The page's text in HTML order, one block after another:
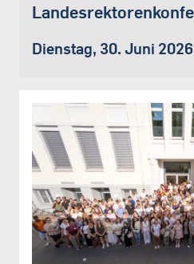
Dienstag, 30. Juni 2026